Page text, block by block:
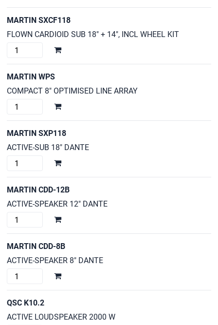
MARTIN SXCF118
FLOWN CARDIOID SUB 18" + 14", INCL WHEEL KIT
MARTIN
cantidad
MARTIN WPS
COMPACT 8" OPTIMISED LINE ARRAY
MARTIN
cantidad
MARTIN SXP118
ACTIVE-SUB 18" DANTE
MARTIN
cantidad
MARTIN CDD-12B
ACTIVE-SPEAKER 12" DANTE
MARTIN
12B
MARTIN CDD-8B
ACTIVE-SPEAKER 8" DANTE
MARTIN
8B
QSC K10.2
ACTIVE LOUDSPEAKER 2000 W